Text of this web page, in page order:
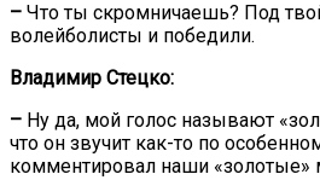
– Что ты скромничаешь? Под
волейболисты и победили.
Владимир Стецко:
– Ну да, мой голос называют
что он звучит как-то по
комментировал наши «золотые»